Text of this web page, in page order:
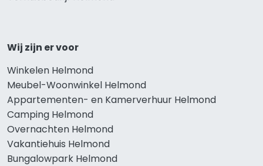
Wij zijn er voor
Winkelen Helmond
Meubel-Woonwinkel Helmond
Appartementen- en Kamerverhuur Helmond
Camping Helmond
Overnachten Helmond
Vakantiehuis Helmond
Bungalowpark Helmond